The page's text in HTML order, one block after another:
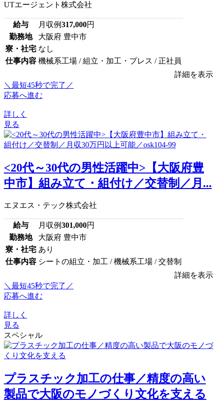
UTエージェント株式会社
給与 月収例317,000円
勤務地
大阪府 豊中市
寮・社宅 なし
仕事内容 機械系工場 / 組立・加工・プレス / 正社員
詳細を表示
＼最短45秒で完了／
応募へ進む
詳しく
見る
<20代～30代の男性活躍中>【大阪府豊
中市】組み立て・組付け／交替制／月...
エヌエス・テック株式会社
給与 月収例301,000円
勤務地
大阪府 豊中市
寮・社宅 あり
仕事内容 シートの組立・加工 / 機械系工場 / 交替制
詳細を表示
＼最短45秒で完了／
応募へ進む
詳しく
見る
スペシャル
プラスチック加工の仕事／精度の高い
製品で大阪のモノづくり文化を支える